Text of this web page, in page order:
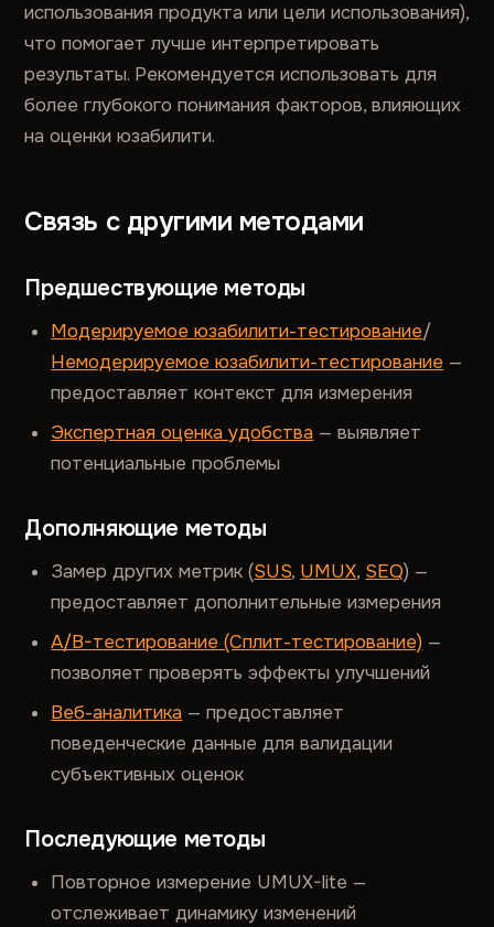
использования продукта или цели использования),
что помогает лучше интерпретировать
результаты. Рекомендуется использовать для
более глубокого понимания факторов, влияющих
на оценки юзабилити.
Связь с другими методами
Предшествующие методы
Модерируемое юзабилити-тестирование/
Немодерируемое юзабилити-тестирование —
предоставляет контекст для измерения
Экспертная оценка удобства — выявляет
потенциальные проблемы
Дополняющие методы
Замер других метрик (SUS, UMUX, SEQ) —
предоставляет дополнительные измерения
A/B-тестирование (Сплит-тестирование) —
позволяет проверять эффекты улучшений
Веб-аналитика — предоставляет
поведенческие данные для валидации
субъективных оценок
Последующие методы
Повторное измерение UMUX-lite —
отслеживает динамику изменений